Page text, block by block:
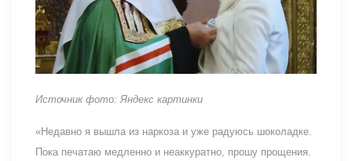
Источник фото: Яндекс картинки
«Недавно я вышла из наркоза и уже радуюсь шоколадке.
Пока печатаю медленно и неаккуратно, прошу прощения.